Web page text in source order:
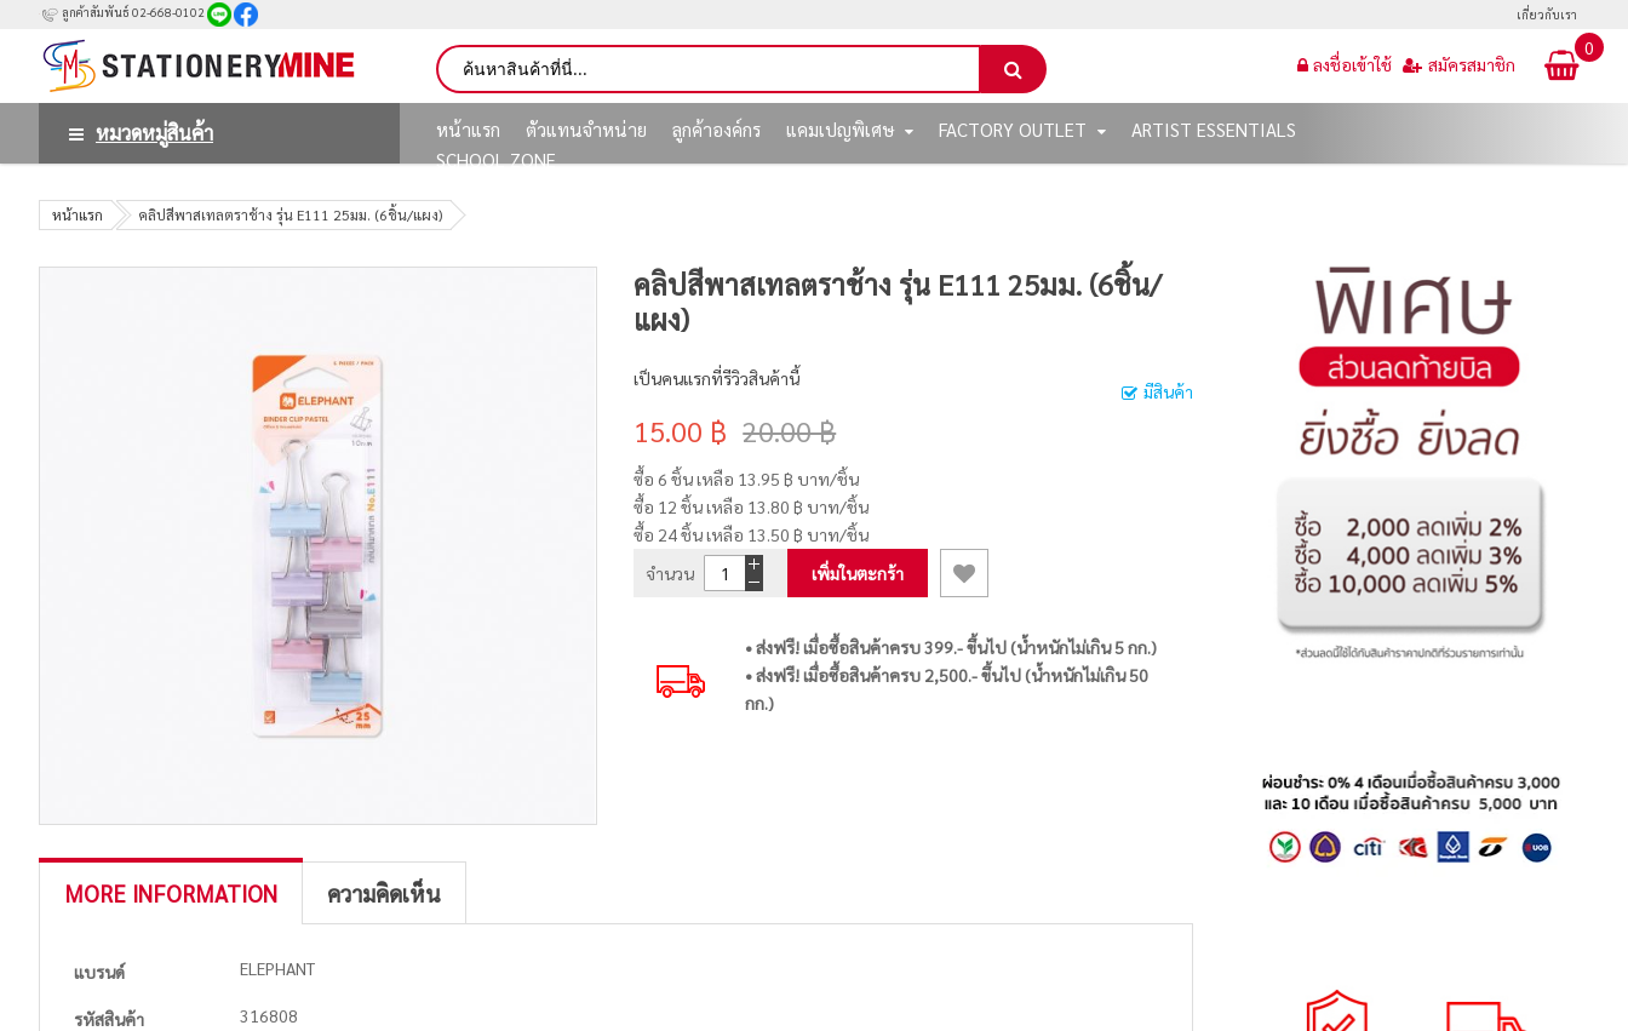
ลูกค้าสัมพันธ์ 02-668-0102 เกี่ยวกับเรา
0
ลงชื่อเข้าใช้ สมัครสมาชิก
หมวดหมู่สินค้า หน้าแรก ตัวแทนจำหน่าย ลูกค้าองค์กร แคมเปญพิเศษ FACTORY OUTLET
ARTIST ESSENTIALS
SCHOOL ZONE
หน้าแรก คลิปสีพาสเทลตราช้าง รุ่น E111 25มม. (6ชิ้น/แผง)
คลิปสีพาสเทลตราช้าง รุ่น E111 25มม. (6ชิ้น/
แผง)
มีสินค้า
เป็นคนแรกที่รีวิวสินค้านี้
15.00 ฿ 20.00 ฿
ซื้อ 6 ชิ้น เหลือ 13.95 ฿ บาท/ชิ้น
ซื้อ 12 ชิ้น เหลือ 13.80 ฿ บาท/ชิ้น
ซื้อ 24 ชิ้น เหลือ 13.50 ฿ บาท/ชิ้น
จำนวน
เพิ่มในตะกร้า
• ส่งฟรี! เมื่อซื้อสินค้าครบ 399.- ขึ้นไป (น้ำหนักไม่เกิน 5 กก.)
• ส่งฟรี! เมื่อซื้อสินค้าครบ 2,500.- ขึ้นไป (น้ำหนักไม่เกิน 50
กก.)
MORE INFORMATION ความคิดเห็น
แบรนด์ ELEPHANT
รหัสสินค้า 316808